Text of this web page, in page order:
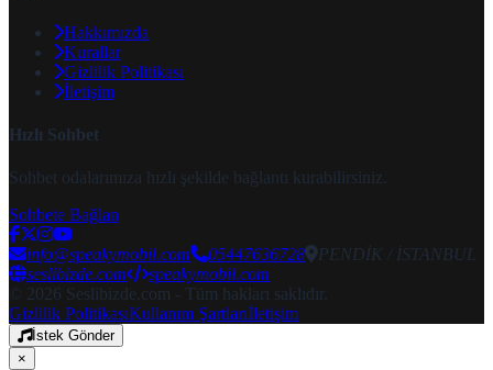
Hakkımızda
Kurallar
Gizlilik Politikası
İletişim
Hızlı Sohbet
Sohbet odalarımıza hızlı şekilde bağlantı kurabilirsiniz.
Sohbete Bağlan
info@speakymobil.com 05447636728
PENDİK / İSTANBUL
seslibizde.com
speakymobil.com
© 2026 Seslibizde.com - Tüm hakları saklıdır.
Gizlilik PolitikasıKullanım Şartlarıİletişim
İstek Gönder
×